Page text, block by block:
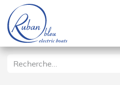
Se rendre au contenu